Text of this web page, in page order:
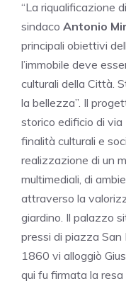
“La riqualificazione
sindaco Antonio
principali obiettivi
l’immobile deve
culturali della Città.
la bellezza”. Il
storico edificio di via
finalità culturali e
realizzazione di un
multimediali, di
attraverso la
giardino. Il palazzo
pressi di piazza San
1860 vi alloggiò
qui fu firmata la resa